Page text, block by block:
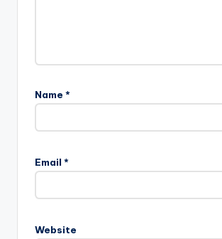
Name *
Email *
Website